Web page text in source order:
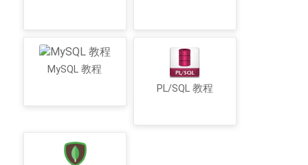
MySQL 教程
PL/SQL 教程